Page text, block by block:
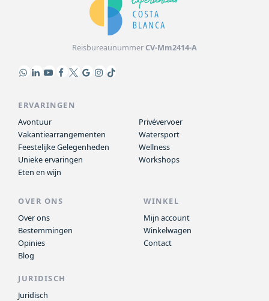
ReisbureaunummerCV-Mm2414-A
ERVARINGEN
Avontuur
Vakantiearrangementen
Feestelijke Gelegenheden
Unieke ervaringen
Eten en wijn
Privévervoer
Watersport
Wellness
Workshops
OVER ONS
Over ons
Bestemmingen
Opinies
Blog
WINKEL
Mijn account
Winkelwagen
Contact
JURIDISCH
Juridisch